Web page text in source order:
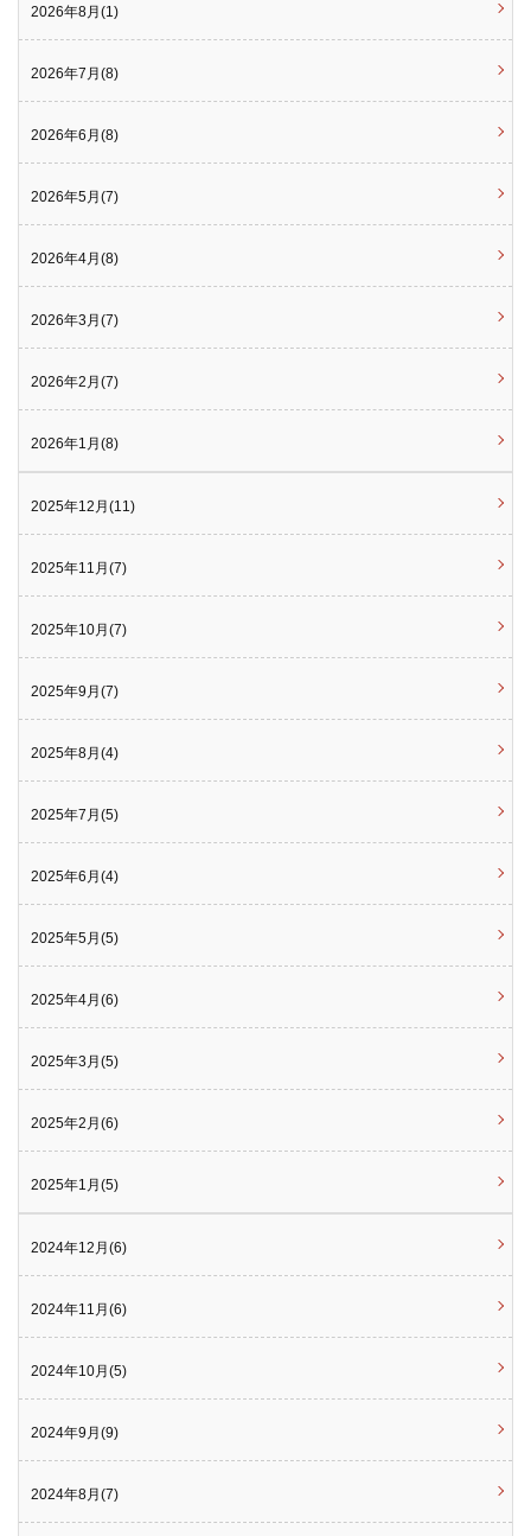
2026年8月(1)
2026年7月(8)
2026年6月(8)
2026年5月(7)
2026年4月(8)
2026年3月(7)
2026年2月(7)
2026年1月(8)
2025年12月(11)
2025年11月(7)
2025年10月(7)
2025年9月(7)
2025年8月(4)
2025年7月(5)
2025年6月(4)
2025年5月(5)
2025年4月(6)
2025年3月(5)
2025年2月(6)
2025年1月(5)
2024年12月(6)
2024年11月(6)
2024年10月(5)
2024年9月(9)
2024年8月(7)